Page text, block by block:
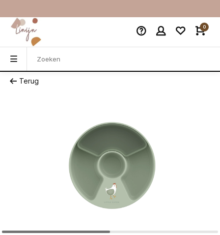
0
Terug